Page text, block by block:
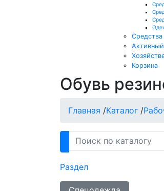
Корзина
Обувь
Главная /Каталог /
Раздел